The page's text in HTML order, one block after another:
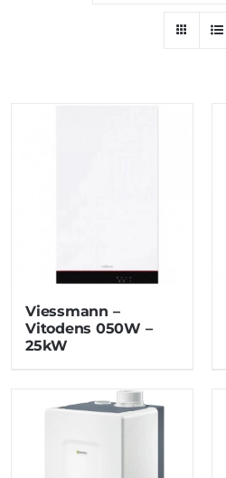
Viessmann –
Vitodens 050W –
25kW